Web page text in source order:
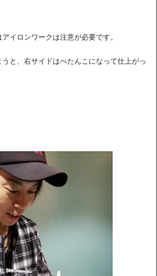
イロンワークは注意が必要です。
と、右サイドはぺたんこになって仕上がっ